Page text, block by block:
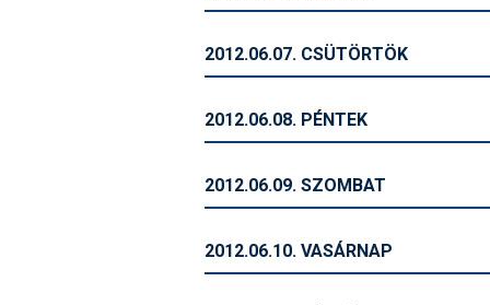
2012.06.07. CSÜTÖRTÖK
2012.06.08. PÉNTEK
2012.06.09. SZOMBAT
2012.06.10. VASÁRNAP